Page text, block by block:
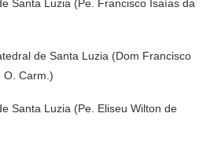
Santa Luzia (Pe. Francisco Isaías da
de Santa Luzia (Dom Francisco
O. Carm.)
Santa Luzia (Pe. Eliseu Wilton de